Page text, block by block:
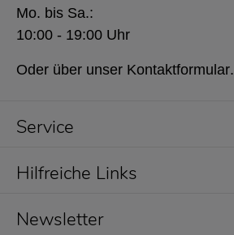
Service
Newsletter
Mo. bis Sa.:
10:00 - 19:00 Uhr
Oder über unser Kontaktformular.
Hilfreiche Links